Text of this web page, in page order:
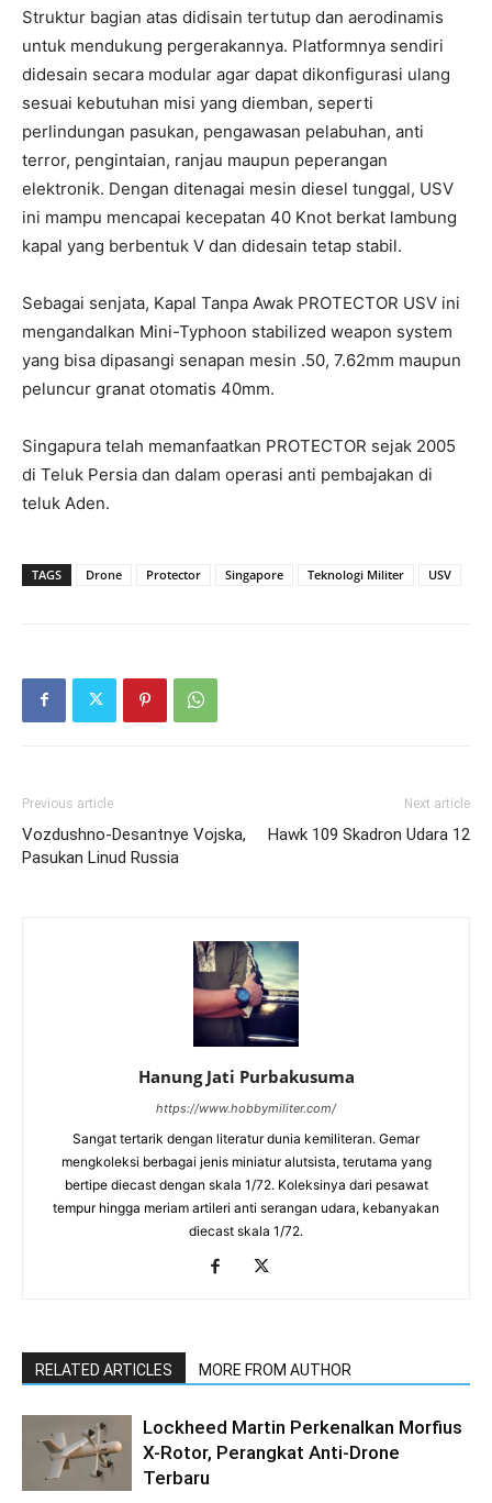
Struktur bagian atas didisain tertutup dan aerodinamis
untuk mendukung pergerakannya. Platformnya sendiri
didesain secara modular agar dapat dikonfigurasi ulang
sesuai kebutuhan misi yang diemban, seperti
perlindungan pasukan, pengawasan pelabuhan, anti
terror, pengintaian, ranjau maupun peperangan
elektronik. Dengan ditenagai mesin diesel tunggal, USV
ini mampu mencapai kecepatan 40 Knot berkat lambung
kapal yang berbentuk V dan didesain tetap stabil.
Sebagai senjata, Kapal Tanpa Awak PROTECTOR USV ini
mengandalkan Mini-Typhoon stabilized weapon system
yang bisa dipasangi senapan mesin .50, 7.62mm maupun
peluncur granat otomatis 40mm.
Singapura telah memanfaatkan PROTECTOR sejak 2005
di Teluk Persia dan dalam operasi anti pembajakan di
teluk Aden.
TAGS Drone Protector Singapore Teknologi Militer USV
Previous article
Vozdushno-Desantnye Vojska,
Pasukan Linud Russia
Next article
Hawk 109 Skadron Udara 12
Hanung Jati Purbakusuma
https://www.hobbymiliter.com/
Sangat tertarik dengan literatur dunia kemiliteran. Gemar
mengkoleksi berbagai jenis miniatur alutsista, terutama yang
bertipe diecast dengan skala 1/72. Koleksinya dari pesawat
tempur hingga meriam artileri anti serangan udara, kebanyakan
diecast skala 1/72.
RELATED ARTICLES MORE FROM AUTHOR
Lockheed Martin Perkenalkan Morfius
X-Rotor, Perangkat Anti-Drone
Terbaru